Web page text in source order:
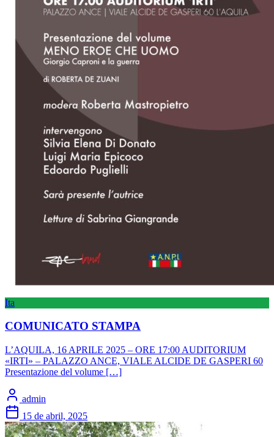
Ita
COMUNICATO STAMPA
L’AQUILA, 16 APRILE 2025 – ORE 17:00 AUDITORIUM
«IRTI» – PALAZZO ANCE, VIALE ALCIDE DE GASPERI 60
Presentazione del volume […]
admin
15 de abril, 2025